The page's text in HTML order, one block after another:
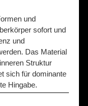
und
sofort und
und
Das Material
Struktur
sich für dominante
Hingabe.